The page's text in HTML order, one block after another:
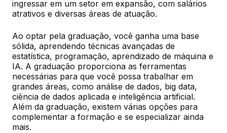
ingressar em um setor em expansão, com salários
atrativos e diversas áreas de atuação.
Ao optar pela graduação, você ganha uma base
sólida, aprendendo técnicas avançadas de
estatística, programação, aprendizado de máquina e
IA. A graduação proporciona as ferramentas
necessárias para que você possa trabalhar em
grandes áreas, como análise de dados, big data,
ciência de dados aplicada e inteligência artificial.
Além da graduação, existem várias opções para
complementar a formação e se especializar ainda
mais.